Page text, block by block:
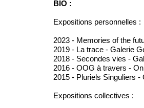
BIO :
Expositions personnelles :
2023 - Memories of the
2019 - La trace - Galerie
2018 - Secondes vies -
2016 - OOG à travers -
2015 - Pluriels Singuliers -
Expositions collectives :